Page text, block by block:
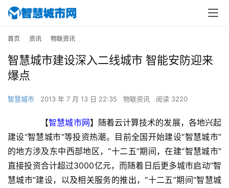
首页 资讯 物联资讯
智慧城市建设深入二线城市 智能安防迎来
爆点
智慧城市 2013 年 7 月 13 日 22:35 物联资讯 阅读 3220
【智慧城市网】随着云计算技术的发展，各地兴起
建设“智慧城市”等投资热潮。目前全国开始建设“智慧城市”
的地方涉及东中西部地区，“十二五”期间，在建“智慧城市”
直接投资合计超过3000亿元，而随着日后更多城市启动“智
慧城市”建设，以及相关服务的推出，“十二五”期间“智慧城